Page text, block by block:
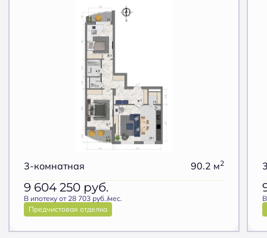
3-комнатная 90.2 м2
9 604 250 руб.
В ипотеку от 28 703 руб./мес.
Предчистовая отделка